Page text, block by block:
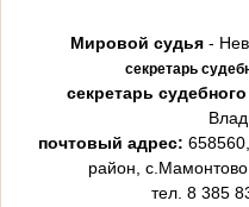
Мировой судья-
секретарь
секретарь
почтовый адрес:
район,
тел. 8 385